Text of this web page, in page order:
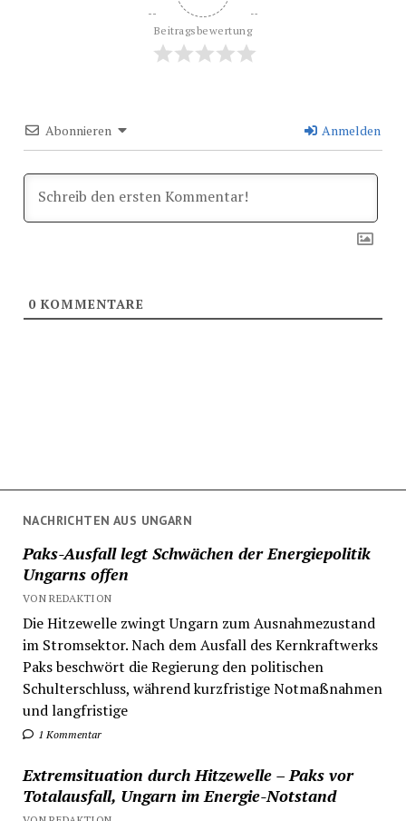
NACHRICHTEN AUS UNGARN
Paks-Ausfall legt Schwächen der Energiepolitik
Ungarns offen
VON REDAKTION
Die Hitzewelle zwingt Ungarn zum Ausnahmezustand
im Stromsektor. Nach dem Ausfall des Kernkraftwerks
Paks beschwört die Regierung den politischen
Schulterschluss, während kurzfristige Notmaßnahmen
und langfristige
1 Kommentar
Extremsituation durch Hitzewelle – Paks vor
Totalausfall, Ungarn im Energie-Notstand
Beitragsbewertung
Abonnieren Anmelden
0KOMMENTARE